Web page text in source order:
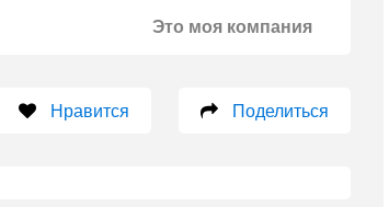
Это моя компания
Нравится Поделиться